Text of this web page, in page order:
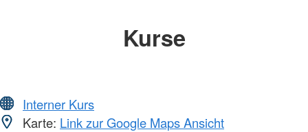
Kurse
Interner Kurs
Karte: Link zur Google Maps Ansicht